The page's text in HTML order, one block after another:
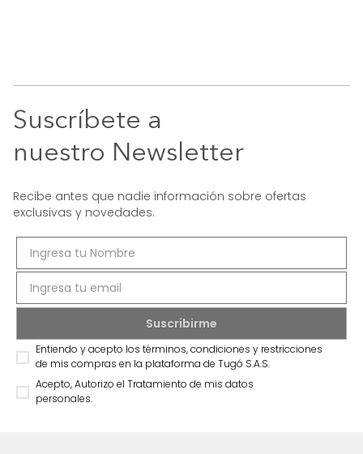
Suscríbete a
nuestro Newsletter
Recibe antes que nadie información sobre ofertas
exclusivas y novedades.
Entiendo y acepto los términos, condiciones y restricciones
de mis compras en la plataforma de Tugó S.A.S.
Acepto, Autorizo el Tratamiento de mis datos
personales.